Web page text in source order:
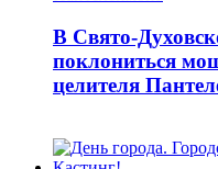
В Свято-
поклониться
целителя